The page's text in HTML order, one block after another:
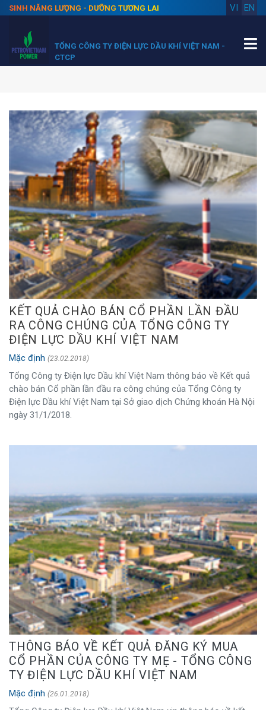
SINH NĂNG LƯỢNG - DƯỠNG TƯƠNG LAI EN
VI
TỔNG CÔNG TY ĐIỆN LỰC DẦU KHÍ VIỆT NAM -
CTCP
KẾT QUẢ CHÀO BÁN CỔ PHẦN LẦN ĐẦU
RA CÔNG CHÚNG CỦA TỔNG CÔNG TY
ĐIỆN LỰC DẦU KHÍ VIỆT NAM
Mặc định (23.02.2018)
Tổng Công ty Điện lực Dầu khí Việt Nam thông báo về Kết quả
chào bán Cổ phần lần đầu ra công chúng của Tổng Công ty
Điện lực Dầu khí Việt Nam tại Sở giao dịch Chứng khoán Hà Nội
ngày 31/1/2018.
THÔNG BÁO VỀ KẾT QUẢ ĐĂNG KÝ MUA
CỔ PHẦN CỦA CÔNG TY MẸ - TỔNG CÔNG
TY ĐIỆN LỰC DẦU KHÍ VIỆT NAM
Mặc định (26.01.2018)